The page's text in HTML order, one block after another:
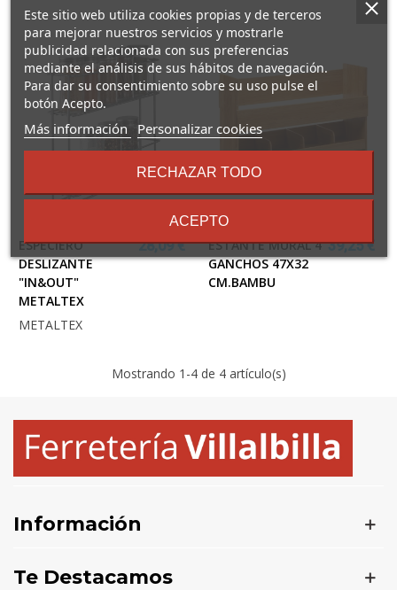
ESPECIERO
DESLIZANTE
"IN&OUT"
METALTEX
28,09 €
METALTEX
ESTANTE MURAL 4
GANCHOS 47X32
CM.BAMBU
39,25 €
Mostrando 1 -4 de 4 artículo(s)
Información
Te Destacamos
Este sitio web utiliza cookies propias y de terceros
para mejorar nuestros servicios y mostrarle
publicidad relacionada con sus preferencias
mediante el análisis de sus hábitos de navegación.
Para dar su consentimiento sobre su uso pulse el
botón Acepto.
Más información
sobre
términos
condiciones
Personalizar cookies
RECHAZAR TODO
ACEPTO